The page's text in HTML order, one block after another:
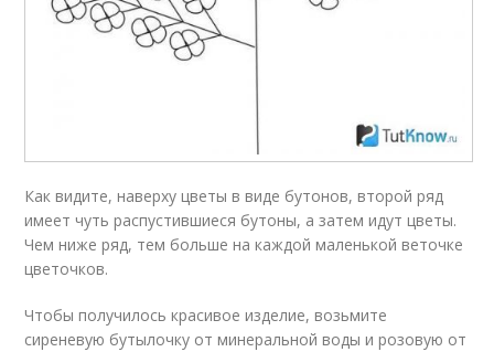
Как видите, наверху цветы в виде бутонов, второй ряд
имеет чуть распустившиеся бутоны, а затем идут цветы.
Чем ниже ряд, тем больше на каждой маленькой веточке
цветочков.
Чтобы получилось красивое изделие, возьмите
сиреневую бутылочку от минеральной воды и розовую от